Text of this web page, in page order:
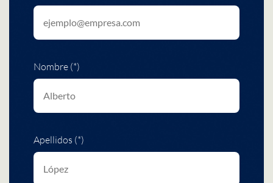
Nombre (*)
Apellidos (*)